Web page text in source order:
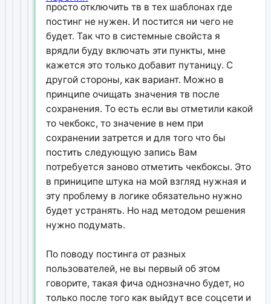
просто отключить тв в тех шаблонах где
постинг не нужен. И постится ни чего не
будет. Так что в системные свойста я
врядли буду включать эти пункты, мне
кажется это только добавит путаницу. С
другой стороны, как вариант. Можно в
принципе очищать значения тв после
сохранения. То есть если вы отметили какой
то чекбокс, то значение в нем при
сохранении затрется и для того что бы
постить следующую запись Вам
потребуется заново отметить чекбоксы. Это
в приниципе штука на мой взгляд нужная и
эту проблему в логике обязательно нужно
будет устранять. Но над методом решения
нужно подумать.
По поводу постинга от разных
пользователей, не вы первый об этом
говорите, такая фича однозначно будет, но
только после того как выйдут все соцсети и